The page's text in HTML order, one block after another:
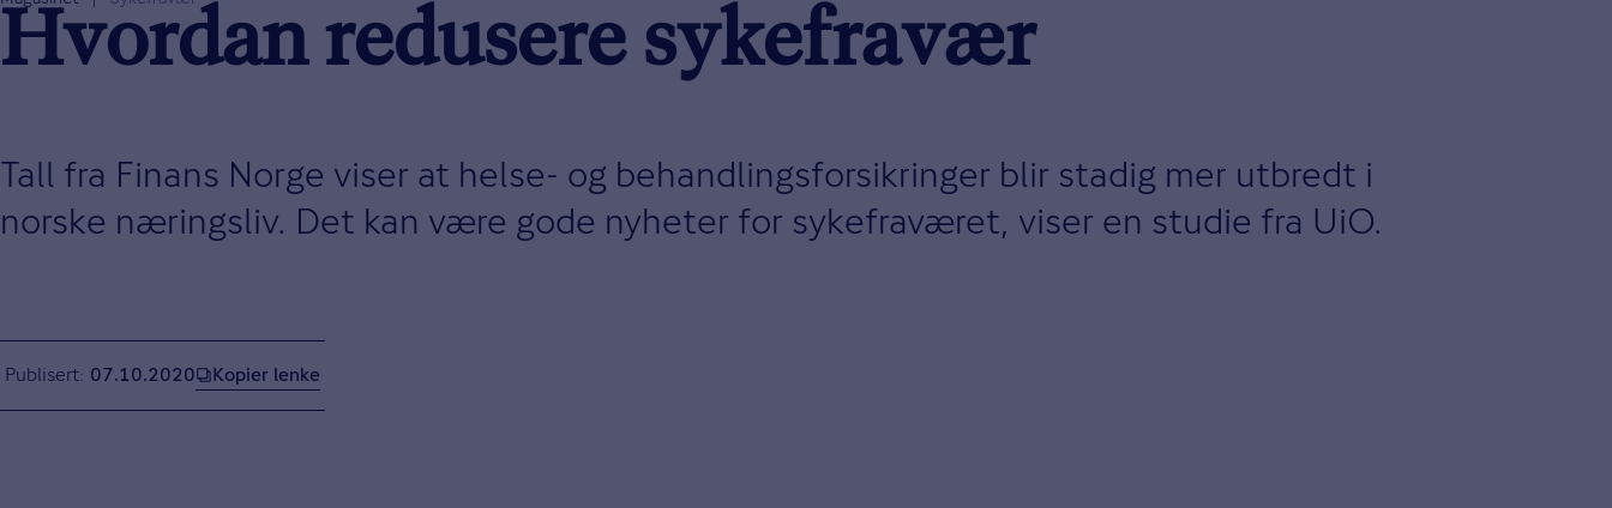
Hvordan redusere sykefravær
Tall fra Finans Norge viser at helse- og behandlingsforsikringer blir stadig mer utbredt i
norske næringsliv. Det kan være gode nyheter for sykefraværet, viser en studie fra UiO.
Publisert 07.10.2020 Kopier lenke